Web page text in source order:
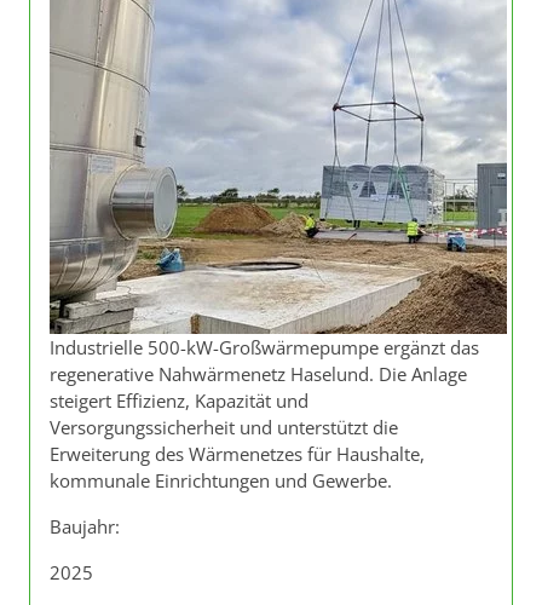
Industrielle 500-kW-Großwärmepumpe ergänzt das
regenerative Nahwärmenetz Haselund. Die Anlage
steigert Effizienz, Kapazität und
Versorgungssicherheit und unterstützt die
Erweiterung des Wärmenetzes für Haushalte,
kommunale Einrichtungen und Gewerbe.
Baujahr:
2025